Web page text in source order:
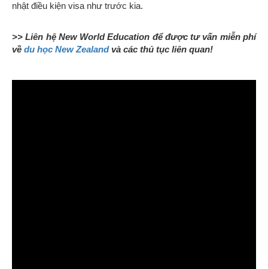
nhật điều kiện visa như trước kia.
>> Liên hệ New World Education để được tư vấn miễn phí
về du học New Zealandvà các thủ tục liên quan!